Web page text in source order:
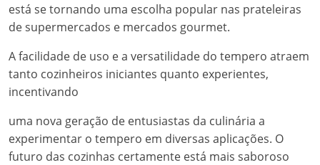
está se tornando uma escolha popular nas prateleiras
de supermercados e mercados gourmet.
A facilidade de uso e a versatilidade do tempero atraem
tanto cozinheiros iniciantes quanto experientes,
incentivando
uma nova geração de entusiastas da culinária a
experimentar o tempero em diversas aplicações. O
futuro das cozinhas certamente está mais saboroso